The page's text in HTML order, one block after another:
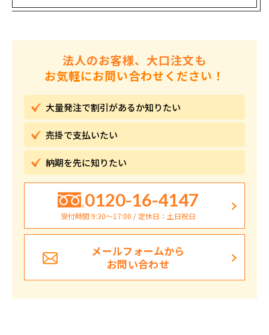
法人のお客様、大口注文も
お気軽にお問い合わせください！
大量発注で割引があるか知りたい
売掛で支払いたい
納期を先に知りたい
0120-16-4147
受付時間 9:30〜17:00 / 定休日：土日祝日
メールフォームから
お問い合わせ